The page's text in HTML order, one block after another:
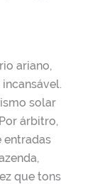
ariano,
solar
árbitro,
entradas
que tons